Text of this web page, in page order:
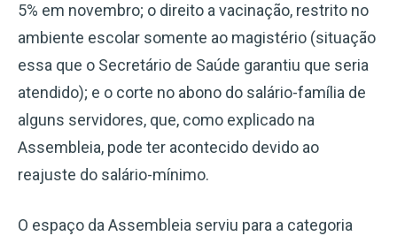
5% em novembro; o direito a vacinação, restrito no
ambiente escolar somente ao magistério (situação
essa que o Secretário de Saúde garantiu que seria
atendido); e o corte no abono do salário-família de
alguns servidores, que, como explicado na
Assembleia, pode ter acontecido devido ao
reajuste do salário-mínimo.
O espaço da Assembleia serviu para a categoria